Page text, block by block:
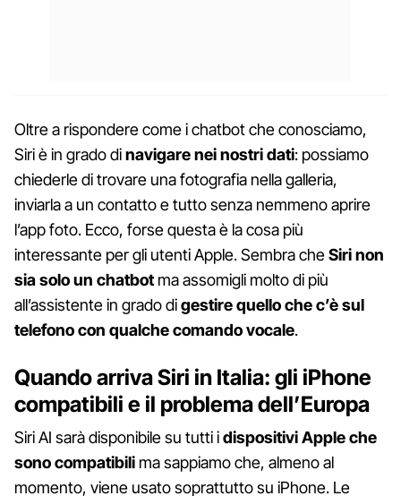
Oltre a rispondere come i chatbot che conosciamo,
Siri è in grado dinavigare nei nostri dati: possiamo
chiederle di trovare una fotografia nella galleria,
inviarla a un contatto e tutto senza nemmeno aprire
l’app foto. Ecco, forse questa è la cosa più
interessante per gli utenti Apple. Sembra cheSiri non
sia solo un chatbot ma assomigli molto di più
all’assistente in grado digestire quello che c’è sul
telefono con qualche comando vocale.
Quando arriva Siri in Italia: gli iPhone
compatibili e il problema dell’Europa
Siri AI sarà disponibile su tutti idispositivi Apple che
sono compatibili ma sappiamo che, almeno al
momento, viene usato soprattutto su iPhone. Le